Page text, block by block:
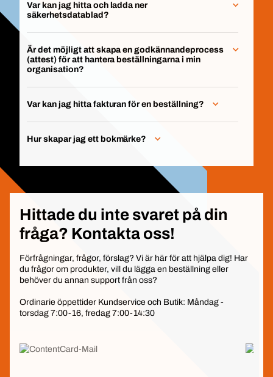
Var kan jag hitta och ladda ner
säkerhetsdatablad?
Är det möjligt att skapa en godkännandeprocess
(attest) för att hantera beställningarna i min
organisation?
Var kan jag hitta fakturan för en beställning?
Hur skapar jag ett bokmärke?
Hittade du inte svaret på din
fråga? Kontakta oss!
Förfrågningar, frågor, förslag? Vi är här för att hjälpa dig! Har
du frågor om produkter, vill du lägga en beställning eller
behöver du annan support från oss?
Ordinarie öppettider Kundservice och Butik: Måndag -
torsdag 7:00-16, fredag 7:00-14:30